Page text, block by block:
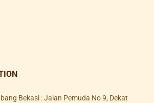
Bekasi : Jalan Pemuda No 9, Dekat